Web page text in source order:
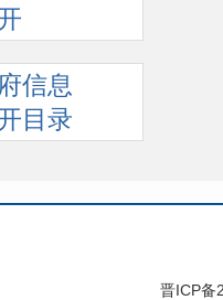
信息
目录
晋ICP备